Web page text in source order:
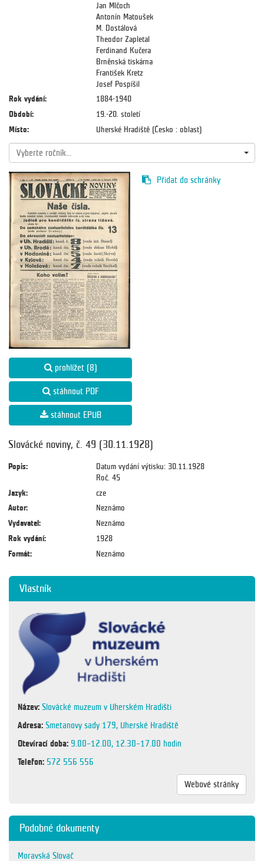
Jan Mlčoch
Antonín Matoušek
M. Dostálová
Theodor Zapletal
Ferdinand Kučera
Brněnská tiskárna
František Kretz
Josef Pospíšil
Rok vydání:
1884-1940
Období:
19.-20. století
Místo:
Uherské Hradiště (Česko : oblast)
Vyberte ročník...
prohlížet (8)
stáhnout PDF
stáhnout EPUB
Přidat do schránky
Slovácké noviny, č. 49 (30.11.1928)
Popis:
Datum vydání výtisku: 30.11.1928
Roč. 45
Jazyk:
cze
Autor:
Neznámo
Vydavatel:
Neznámo
Rok vydání:
1928
Formát:
Neznámo
Vlastník
Název: Slovácké muzeum v Uherském Hradišti
Adresa: Smetanovy sady 179, Uherské Hradiště
Otevírací doba: 9.00–12.00, 12.30–17.00 hodin
Telefon: 572 556 556
Webové stránky
Podobné dokumenty
Moravská Slovač